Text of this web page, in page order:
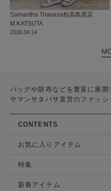
2026.04.14
Samantha Thavasa柏高島屋店
M.KATSUTA
バッグや財布などを豊富に展開
サマンサタバサ直営のファッシ
CONTENTS
お気に入りアイテム
特集
新着アイテム